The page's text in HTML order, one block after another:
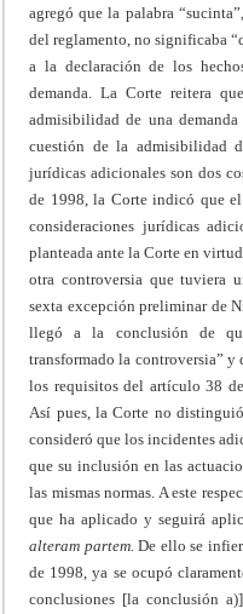
agregó que la palabra
del reglamento, no significaba
a la declaración de los
demanda. La Corte reitera
admisibilidad de una
cuestión de la admisibilidad
jurídicas adicionales son dos
de 1998, la Corte indicó que
consideraciones jurídicas
planteada ante la Corte en
otra controversia que tuviera
sexta excepción preliminar de
llegó a la conclusión de
transformado la controversia” y
los requisitos del artículo 38
Así pues, la Corte no
consideró que los incidentes
que su inclusión en las
las mismas normas. A este
que ha aplicado y seguirá
alteram partem. De ello se
de 1998, ya se ocupó
conclusiones [la conclusión